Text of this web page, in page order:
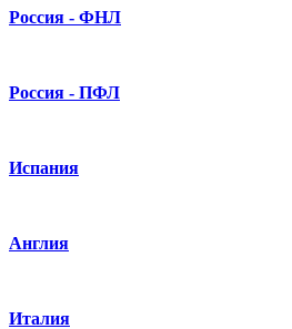
Россия - ФНЛ
Россия - ПФЛ
Испания
Англия
Италия